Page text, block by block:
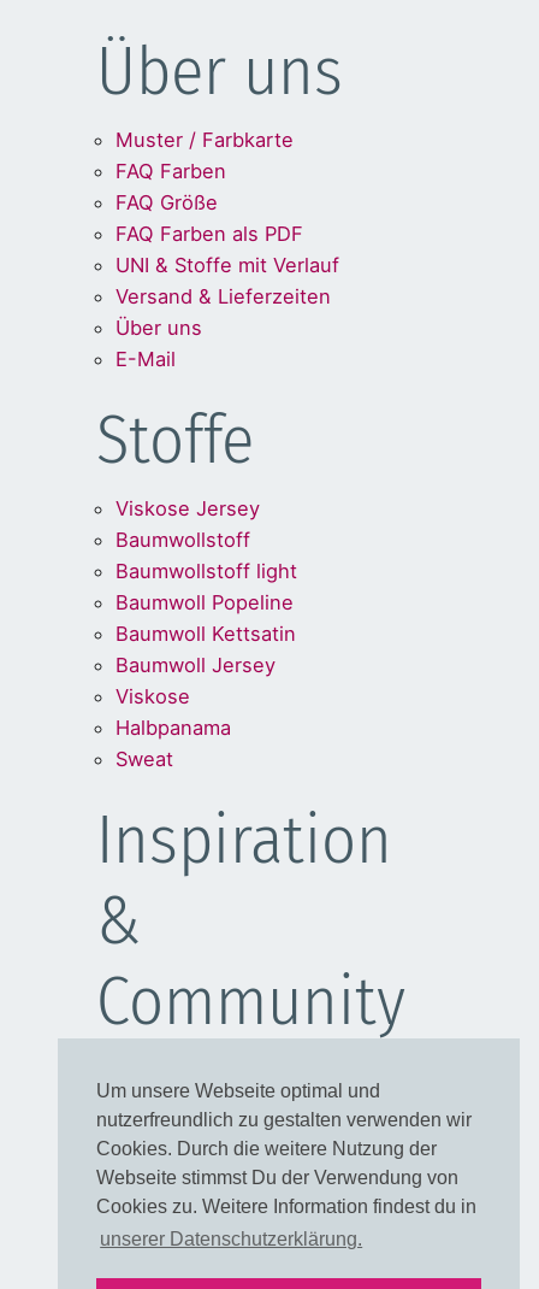
Um unsere Webseite optimal und
nutzerfreundlich zu gestalten verwenden wir
Cookies. Durch die weitere Nutzung der
Webseite stimmst Du der Verwendung von
Cookies zu. Weitere Information findest du in
unserer Datenschutzerklärung.
Über uns
Muster / Farbkarte
FAQ Farben
FAQ Größe
FAQ Farben als PDF
UNI & Stoffe mit Verlauf
Versand & Lieferzeiten
Über uns
E-Mail
Stoffe
Viskose Jersey
Baumwollstoff
Baumwollstoff light
Baumwoll Popeline
Baumwoll Kettsatin
Baumwoll Jersey
Viskose
Halbpanama
Sweat
Inspiration
&
Community
Kleider
Blusen
Taschen
Rechtliches